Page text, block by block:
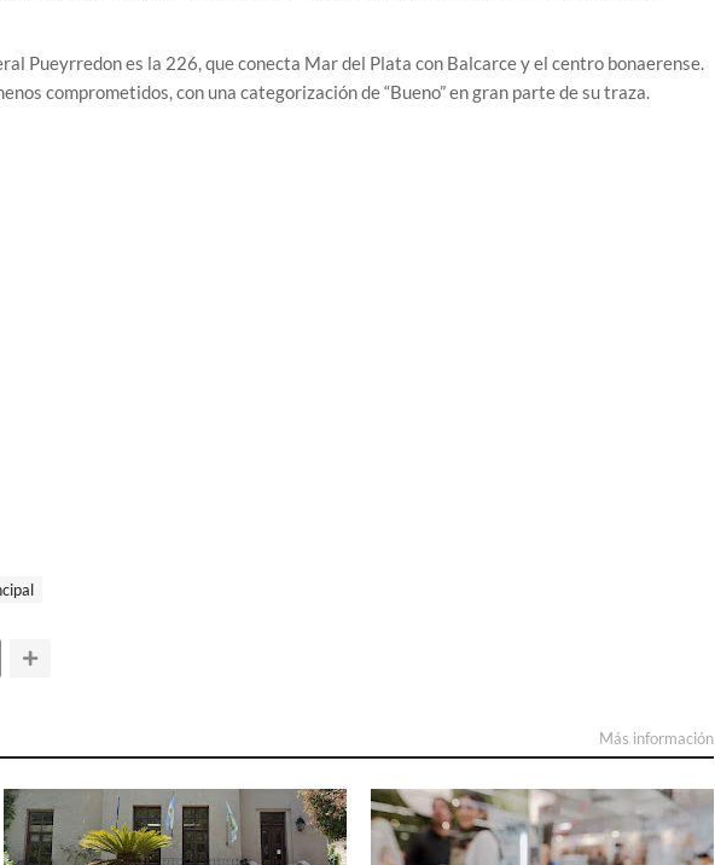
Pueyrredon es la 226, que conecta Mar del Plata con Balcarce y el centro bonaerense.
comprometidos, con una categorización de “Bueno” en gran parte de su traza.
Más información